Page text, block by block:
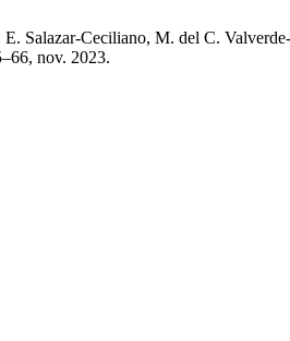
Salazar-Ceciliano, M. del C.
nov. 2023.